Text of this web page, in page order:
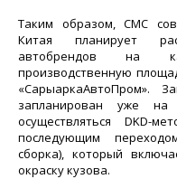
Таким образом, CMС
Китая планирует
автобрендов на
производственную
«СарыаркаАвтоПром».
запланирован уже
осуществляться DKD-
последующим
сборка), который
окраску кузова.